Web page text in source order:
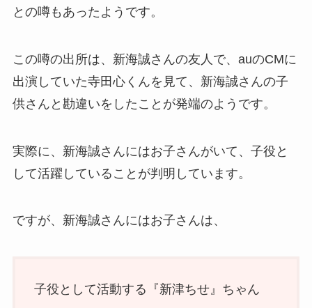
との噂もあったようです。
この噂の出所は、新海誠さんの友人で、auのCMに
出演していた寺田心くんを見て、新海誠さんの子
供さんと勘違いをしたことが発端のようです。
実際に、新海誠さんにはお子さんがいて、子役と
して活躍していることが判明しています。
ですが、新海誠さんにはお子さんは、
子役として活動する『新津ちせ』ちゃん